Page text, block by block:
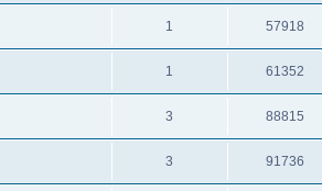
1 57918
1 61352
3 88815
3 91736